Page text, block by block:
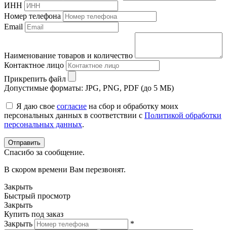
ИНН
Номер телефона
Email
Наименование товаров и количество
Контактное лицо
Прикрепить файл
Допустимые форматы: JPG, PNG, PDF (до 5 МБ)
Я даю свое согласие на сбор и обработку моих
персональных данных в соответствии с Политикой обработки
персональных данных.
Спасибо за сообщение.
В скором времени Вам перезвонят.
Закрыть
Быстрый просмотр
Закрыть
Купить под заказ
Закрыть
*